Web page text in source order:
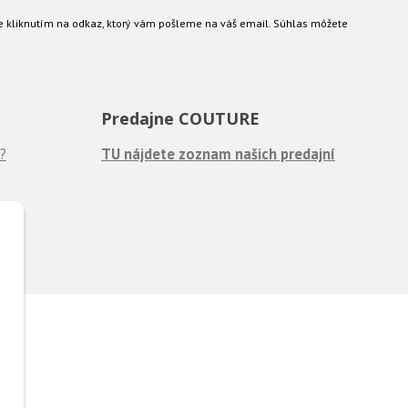
na odkaz, ktorý vám pošleme na váš email. Súhlas môžete
Predajne COUTURE
TU nájdete zoznam našich predajní